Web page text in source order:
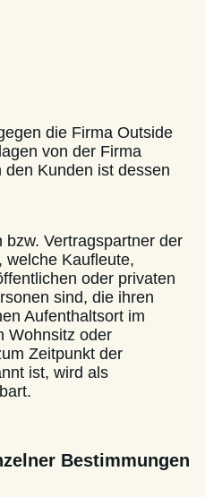
die Firma Outside
von der Firma
Kunden ist dessen
Vertragspartner der
welche Kaufleute,
oder privaten
sind, die ihren
Aufenthaltsort im
Wohnsitz oder
Zeitpunkt der
ist, wird als
Bestimmungen